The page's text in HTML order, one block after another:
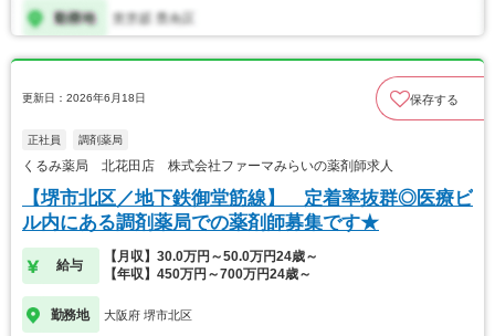
更新日：2026年6月18日 保存する
正社員 調剤薬局
くるみ薬局 北花田店 株式会社ファーマみらいの薬剤師求人
【堺市北区／地下鉄御堂筋線】 定着率抜群◎医療ビ
ル内にある調剤薬局での薬剤師募集です★
給与
【月収】30.0万円～50.0万円24歳～
【年収】450万円～700万円24歳～
勤務地 大阪府 堺市北区